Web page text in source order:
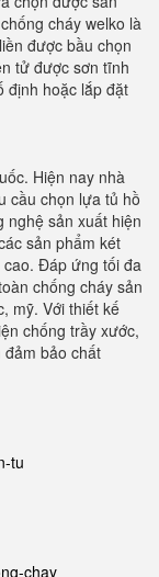
cháy welko là
được bầu chọn
tử được sơn tĩnh
định hoặc lắp đặt
Hiện nay nhà
cầu chọn lựa tủ hồ
nghệ sản xuất hiện
sản phẩm két
Đáp ứng tối đa
chống cháy sản
mỹ. Với thiết kế
chống trầy xước,
bảo chất
tu
chay